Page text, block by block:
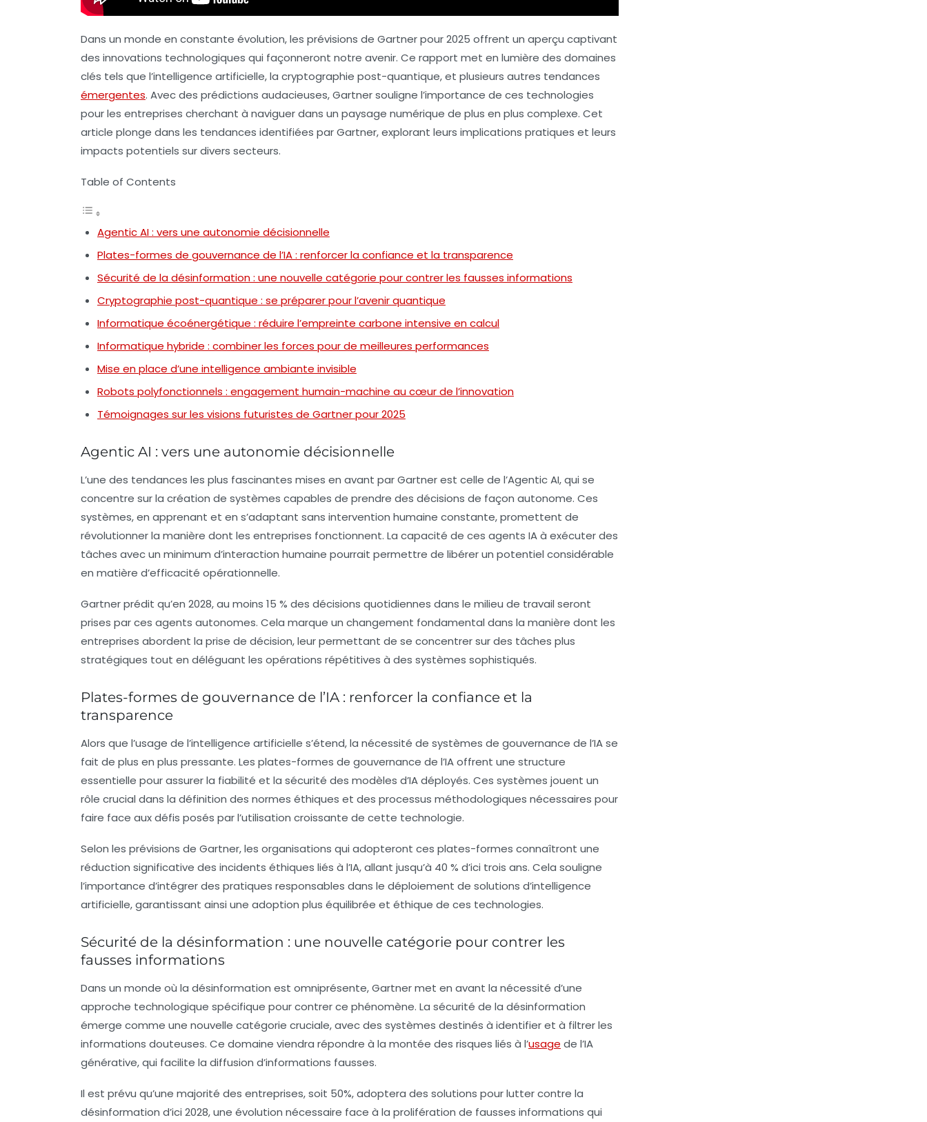
Dans un monde en constante évolution, les prévisions de Gartner pour 2025 offrent un aperçu captivant
des innovations technologiques qui façonneront notre avenir. Ce rapport met en lumière des domaines
clés tels que l’intelligence artificielle, la cryptographie post-quantique, et plusieurs autres tendances
émergentes. Avec des prédictions audacieuses, Gartner souligne l’importance de ces technologies
pour les entreprises cherchant à naviguer dans un paysage numérique de plus en plus complexe. Cet
article plonge dans les tendances identifiées par Gartner, explorant leurs implications pratiques et leurs
impacts potentiels sur divers secteurs.
Table of Contents
Agentic AI : vers une autonomie décisionnelle
Plates-formes de gouvernance de l’IA : renforcer la confiance et la transparence
Sécurité de la désinformation : une nouvelle catégorie pour contrer les fausses informations
Cryptographie post-quantique : se préparer pour l’avenir quantique
Informatique écoénergétique : réduire l’empreinte carbone intensive en calcul
Informatique hybride : combiner les forces pour de meilleures performances
Mise en place d’une intelligence ambiante invisible
Robots polyfonctionnels : engagement humain-machine au cœur de l’innovation
Témoignages sur les visions futuristes de Gartner pour 2025
Agentic AI : vers une autonomie décisionnelle
L’une des tendances les plus fascinantes mises en avant par Gartner est celle de l’Agentic AI, qui se
concentre sur la création de systèmes capables de prendre des décisions de façon autonome. Ces
systèmes, en apprenant et en s’adaptant sans intervention humaine constante, promettent de
révolutionner la manière dont les entreprises fonctionnent. La capacité de ces agents IA à exécuter des
tâches avec un minimum d’interaction humaine pourrait permettre de libérer un potentiel considérable
en matière d’efficacité opérationnelle.
Gartner prédit qu’en 2028, au moins 15 % des décisions quotidiennes dans le milieu de travail seront
prises par ces agents autonomes. Cela marque un changement fondamental dans la manière dont les
entreprises abordent la prise de décision, leur permettant de se concentrer sur des tâches plus
stratégiques tout en déléguant les opérations répétitives à des systèmes sophistiqués.
Plates-formes de gouvernance de l’IA : renforcer la confiance et la
transparence
Alors que l’usage de l’intelligence artificielle s’étend, la nécessité de systèmes de gouvernance de l’IA se
fait de plus en plus pressante. Les plates-formes de gouvernance de l’IAoffrent une structure
essentielle pour assurer la fiabilité et la sécurité des modèles d’IA déployés. Ces systèmes jouent un
rôle crucial dans la définition des normes éthiques et des processus méthodologiques nécessaires pour
faire face aux défis posés par l’utilisation croissante de cette technologie.
Selon les prévisions de Gartner, les organisations qui adopteront ces plates-formes connaîtront une
réduction significative des incidents éthiques liés à l’IA, allant jusqu’à 40 % d’ici trois ans. Cela souligne
l’importance d’intégrer des pratiques responsables dans le déploiement de solutions d’intelligence
artificielle, garantissant ainsi une adoption plus équilibrée et éthique de ces technologies.
Sécurité de la désinformation : une nouvelle catégorie pour contrer les
fausses informations
Dans un monde où la désinformation est omniprésente, Gartner met en avant la nécessité d’une
approche technologique spécifique pour contrer ce phénomène. La sécu­rité de la désinformation
émerge comme une nouvelle catégorie cruciale, avec des systèmes destinés à identifier et à filtrer les
informations douteuses. Ce domaine viendra répondre à la montée des risques liés à l’usage de l’IA
générative, qui facilite la diffusion d’informations fausses.
Il est prévu qu’une majorité des entreprises, soit 50%, adoptera des solutions pour lutter contre la
désinformation d’ici 2028, une évolution nécessaire face à la prolifération de fausses informations qui